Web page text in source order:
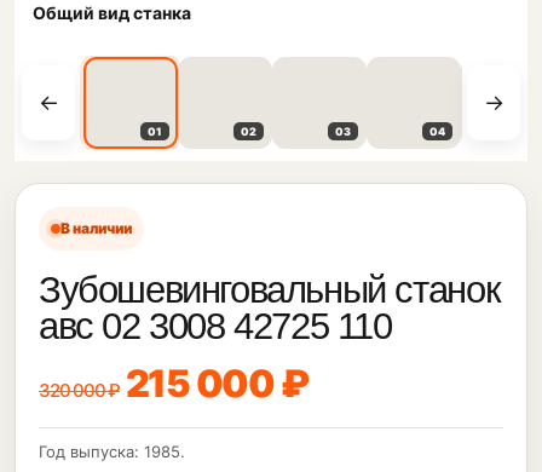
01 02 03 04
Общий вид станка
В наличии
Зубошевинговальный станок
авс 02 3008 42725 110
320 000 ₽ 215 000 ₽
Год выпуска: 1985.